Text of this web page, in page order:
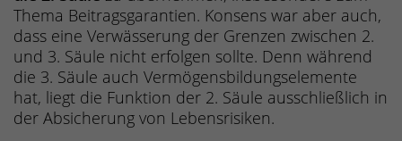
Thema Beitragsgarantien. Konsens war aber auch,
dass eine Verwässerung der Grenzen zwischen 2.
und 3. Säule nicht erfolgen sollte. Denn während
die 3. Säule auch Vermögensbildungselemente
hat, liegt die Funktion der 2. Säule ausschließlich in
der Absicherung von Lebensrisiken.